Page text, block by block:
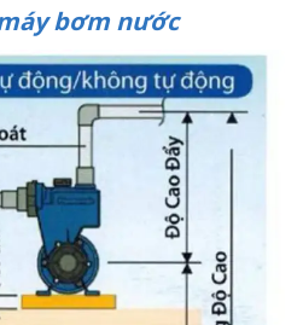
bơm nước